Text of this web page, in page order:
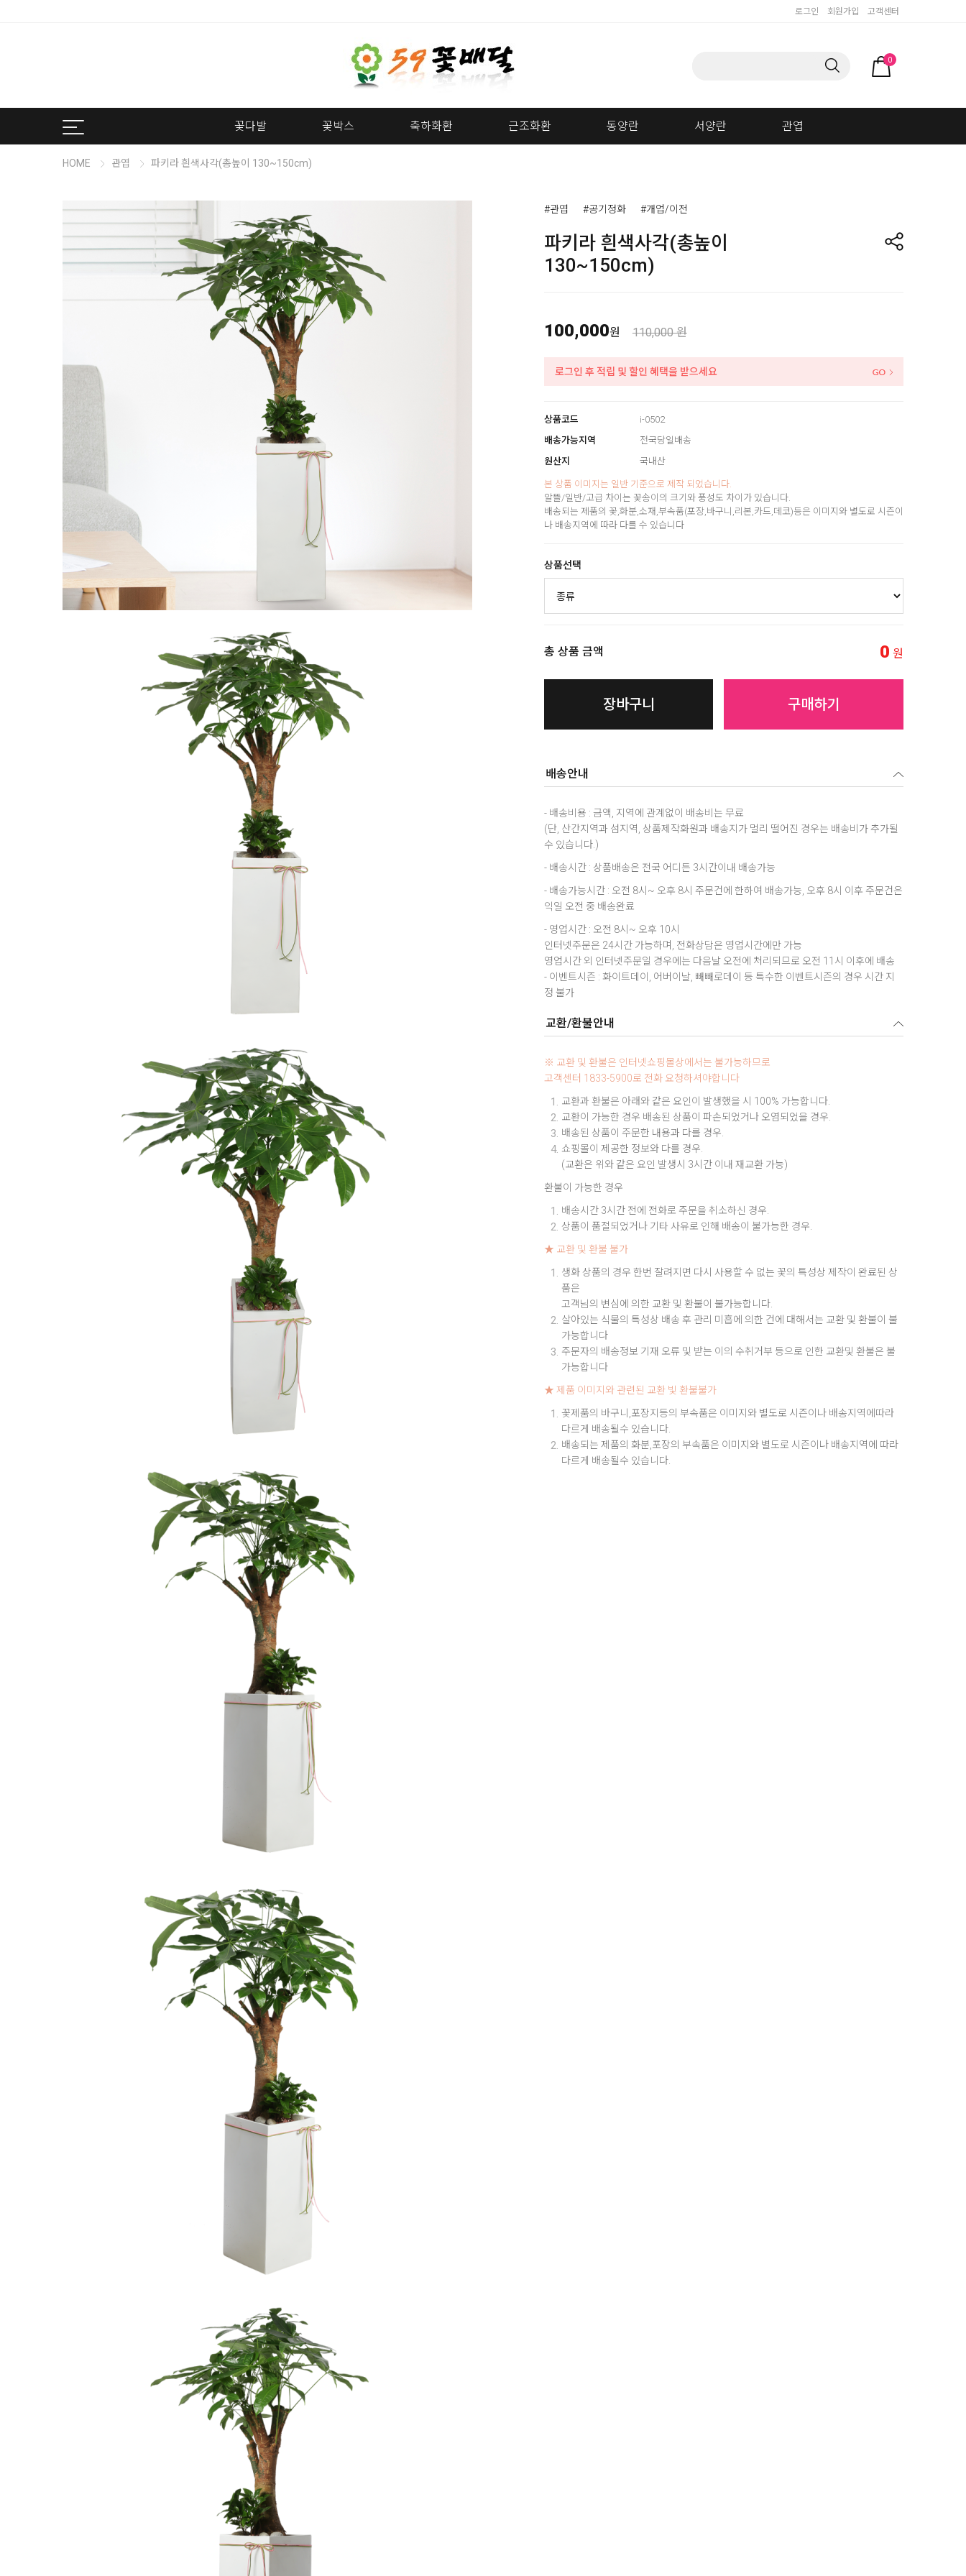
로그인 회원가입 고객센터
0
꽃다발 꽃박스 축하화환 근조화환 동양란 서양란 관엽
HOME 관엽 파키라 흰색사각(총높이 130~150cm)
#관엽 #공기정화 #개업/이전
파키라 흰색사각(총높이
130~150cm)
100,000원 110,000 원
로그인 후 적립 및 할인 혜택을 받으세요
상품코드
i-0502
배송가능지역
전국당일배송
원산지
국내산
본 상품 이미지는 일반 기준으로 제작 되었습니다.
알뜰/일반/고급 차이는 꽃송이의 크기와 풍성도 차이가 있습니다.
배송되는 제품의 꽃,화분,소재,부속품(포장,바구니,리본,카드,데코)등은 이미지와 별도로 시즌이
나 배송지역에 따라 다를 수 있습니다
상품선택
총 상품 금액 0 원
장바구니 구매하기
배송안내
- 배송비용 : 금액, 지역에 관계없이 배송비는 무료
(단, 산간지역과 섬지역, 상품제작화원과 배송지가 멀리 떨어진 경우는 배송비가 추가될
수 있습니다.)
- 배송시간 : 상품배송은 전국 어디든 3시간이내 배송가능
- 배송가능시간 : 오전 8시~ 오후 8시 주문건에 한하여 배송가능, 오후 8시 이후 주문건은
익일 오전 중 배송완료
- 영업시간 : 오전 8시~ 오후 10시
인터넷주문은 24시간 가능하며, 전화상담은 영업시간에만 가능
영업시간 외 인터넷주문일 경우에는 다음날 오전에 처리되므로 오전 11시 이후에 배송
- 이벤트시즌 : 화이트데이, 어버이날, 빼빼로데이 등 특수한 이벤트시즌의 경우 시간 지
정 불가
교환/환불안내
※ 교환 및 환불은 인터넷쇼핑몰상에서는 불가능하므로
고객센터 1833-5900로 전화 요청하셔야합니다
교환과 환불은 아래와 같은 요인이 발생했을 시 100% 가능합니다.
교환이 가능한 경우 배송된 상품이 파손되었거나 오염되었을 경우.
배송된 상품이 주문한 내용과 다를 경우.
쇼핑몰이 제공한 정보와 다를 경우.
(교환은 위와 같은 요인 발생시 3시간 이내 재교환 가능)
환불이 가능한 경우
배송시간 3시간 전에 전화로 주문을 취소하신 경우.
상품이 품절되었거나 기타 사유로 인해 배송이 불가능한 경우.
★ 교환 및 환불 불가
생화 상품의 경우 한번 잘려지면 다시 사용할 수 없는 꽃의 특성상 제작이 완료된 상
품은
고객님의 변심에 의한 교환 및 환불이 불가능합니다.
살아있는 식물의 특성상 배송 후 관리 미흡에 의한 건에 대해서는 교환 및 환불이 불
가능합니다
주문자의 배송정보 기재 오류 및 받는 이의 수취거부 등으로 인한 교환및 환불은 불
가능합니다
★ 제품 이미지와 관련된 교환 빛 환불불가
꽃제품의 바구니,포장지등의 부속품은 이미지와 별도로 시즌이나 배송지역에따라
다르게 배송될수 있습니다.
배송되는 제품의 화분,포장의 부속품은 이미지와 별도로 시즌이나 배송지역에 따라
다르게 배송될수 있습니다.